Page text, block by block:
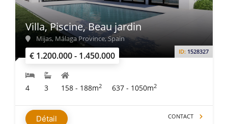
€ 1.200.000 - 1.450.000 ID: 1528327
Villa, Piscine, Beau jardin
Mijas, Málaga Province, Spain
4 3 158 - 188m2 637 - 1050m2
Détail CONTACT